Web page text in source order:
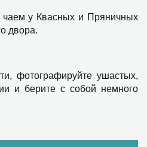
чаем у Квасных и Пряничных
двора.
фотографируйте ушастых,
и берите с собой немного